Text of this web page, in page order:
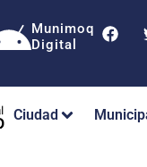
Munimoq
Digital
Ciudad